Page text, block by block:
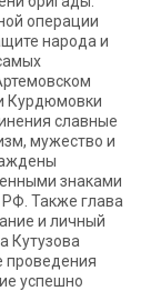
операции
народа и
Курдюмовки
славные
мужество и
знаками
Также глава
и личный
Кутузова
проведения
успешно